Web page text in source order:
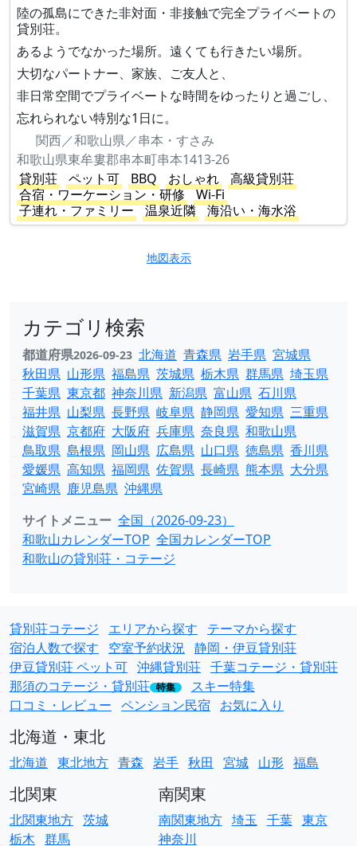
​陸の孤島にできた​非対面・非接触で完全プライベートの
貸別荘。
あるようでなかった場所。遠くても行きたい場所。
大切なパートナー、家族、ご友人と、
非日常空間でプライベートな時間をゆったりと過ごし、
忘れられない特別な1日に。
関西／和歌山県／串本・すさみ
和歌山県東牟婁郡串本町串本1413-26
貸別荘
ペット可 BBQ おしゃれ
高級貸別荘
合宿・ワーケーション・研修
Wi-Fi
子連れ・ファミリー
温泉近隣 海沿い・海水浴
地図表示
カテゴリ検索
都道府県2026-09-23 北海道 青森県 岩手県 宮城県
秋田県 山形県 福島県 茨城県 栃木県 群馬県 埼玉県
千葉県 東京都 神奈川県 新潟県 富山県 石川県
福井県 山梨県 長野県 岐阜県 静岡県 愛知県 三重県
滋賀県 京都府 大阪府 兵庫県 奈良県 和歌山県
鳥取県 島根県 岡山県 広島県 山口県 徳島県 香川県
愛媛県 高知県 福岡県 佐賀県 長崎県 熊本県 大分県
宮崎県 鹿児島県 沖縄県
サイトメニュー 全国（2026-09-23）
和歌山カレンダーTOP 全国カレンダーTOP
和歌山の貸別荘・コテージ
貸別荘コテージ エリアから探す
テーマから探す
宿泊人数で探す
空室予約状況 静岡・伊豆貸別荘
伊豆貸別荘 ペット可 沖縄貸別荘 千葉コテージ・貸別荘
那須のコテージ・貸別荘 特集
スキー特集
口コミ・レビュー ペンション民宿 お気に入り
北海道・東北
北海道 東北地方 青森 岩手 秋田 宮城 山形 福島
北関東
北関東地方 茨城
栃木 群馬
南関東
南関東地方 埼玉 千葉 東京
神奈川